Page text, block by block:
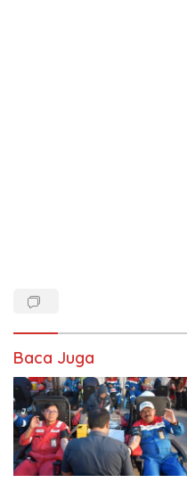
Baca Juga